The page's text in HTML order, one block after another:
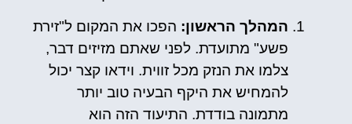
המהלך הראשון: הפכו את המקום ל"זירת
פשע" מתועדת. לפני שאתם מזיזים דבר,
צלמו את הנזק מכל זווית. וידאו קצר יכול
להמחיש את היקף הבעיה טוב יותר
מתמונה בודדת. התיעוד הזה הוא